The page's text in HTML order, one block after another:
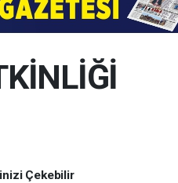
Çekebilir